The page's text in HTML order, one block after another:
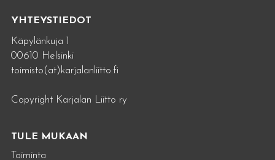
YHTEYSTIEDOT
Käpylänkuja 1
00610 Helsinki
toimisto(at)karjalanliitto.fi
Copyright Karjalan Liitto ry
TULE MUKAAN
Toiminta